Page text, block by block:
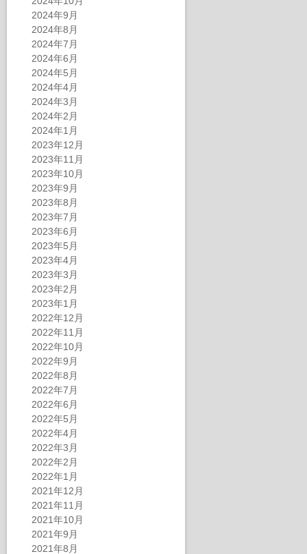
2024年9月
2024年8月
2024年7月
2024年6月
2024年5月
2024年4月
2024年3月
2024年2月
2024年1月
2023年12月
2023年11月
2023年10月
2023年9月
2023年8月
2023年7月
2023年6月
2023年5月
2023年4月
2023年3月
2023年2月
2023年1月
2022年12月
2022年11月
2022年10月
2022年9月
2022年8月
2022年7月
2022年6月
2022年5月
2022年4月
2022年3月
2022年2月
2022年1月
2021年12月
2021年11月
2021年10月
2021年9月
2021年8月